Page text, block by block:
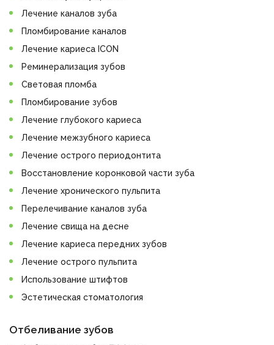
Лечение каналов зуба
Пломбирование каналов
Лечение кариеса ICON
Реминерализация зубов
Световая пломба
Пломбирование зубов
Лечение глубокого кариеса
Лечение межзубного кариеса
Лечение острого периодонтита
Восстановление коронковой части зуба
Лечение хронического пульпита
Перелечивание каналов зуба
Лечение свища на десне
Лечение кариеса передних зубов
Лечение острого пульпита
Использование штифтов
Эстетическая стоматология
Отбеливание зубов